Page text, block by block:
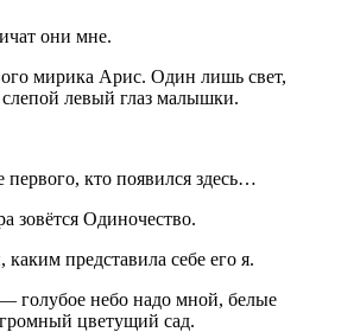
они мне.
мирика Арис. Один лишь свет,
слепой левый глаз малышки.
кто появился здесь…
зовётся Одиночество.
представила себе его я.
голубое небо надо мной, белые
цветущий сад.